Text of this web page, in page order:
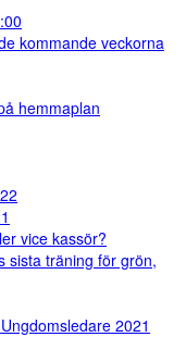
kommande veckorna
hemmaplan
vice kassör?
sista träning för grön,
2021